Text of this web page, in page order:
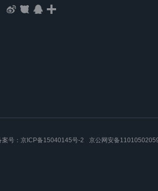
号： 京ICP备15040145号-2 京公网安备